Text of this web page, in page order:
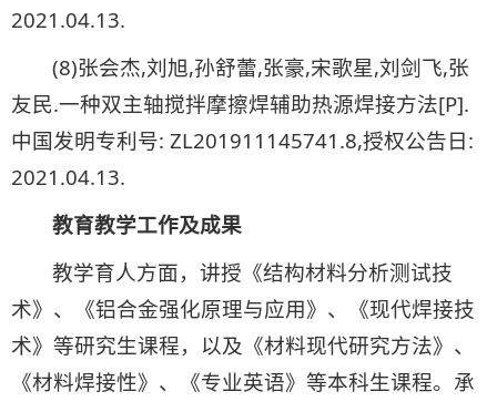
2021.04.13.
(8)张会杰,刘旭,孙舒蕾,张豪,宋歌星,刘剑飞,张
友民.一种双主轴搅拌摩擦焊辅助热源焊接方法[P].
中国发明专利号: ZL201911145741.8,授权公告日:
2021.04.13.
教育教学工作及成果
教学育人方面，讲授《结构材料分析测试技
术》、《铝合金强化原理与应用》、《现代焊接技
术》等研究生课程，以及《材料现代研究方法》、
《材料焊接性》、《专业英语》等本科生课程。承